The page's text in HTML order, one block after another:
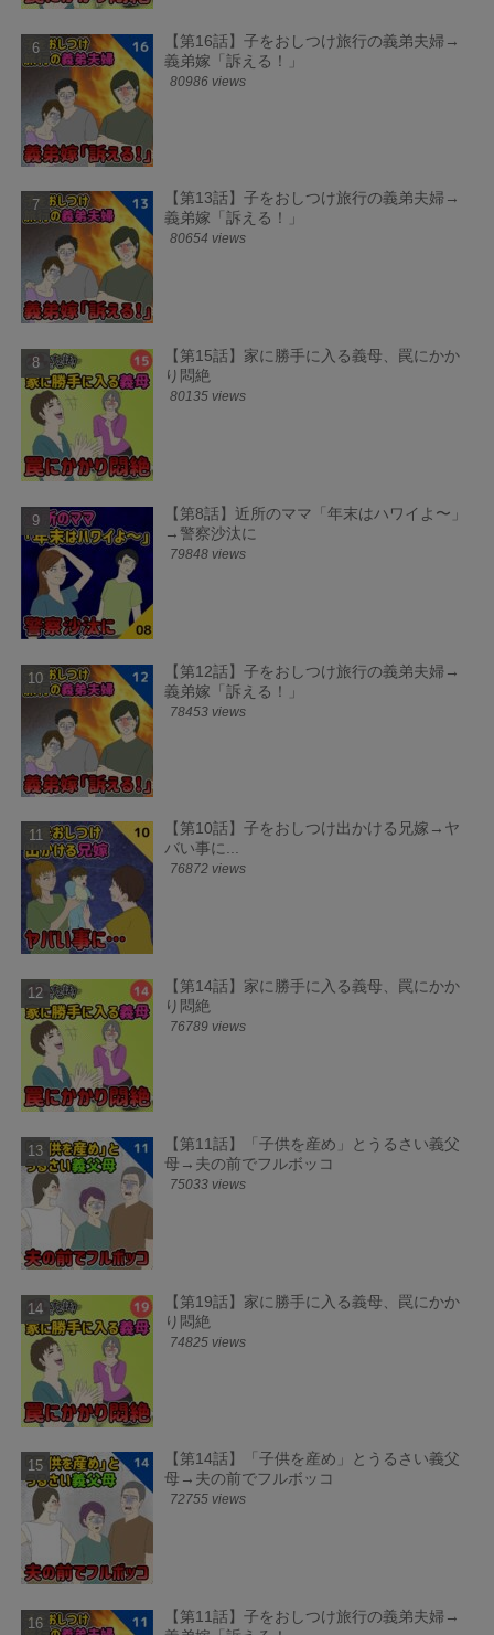
【第16話】子をおしつけ旅行の義弟夫婦→
義弟嫁「訴える！」
80986 views
【第13話】子をおしつけ旅行の義弟夫婦→
義弟嫁「訴える！」
80654 views
【第15話】家に勝手に入る義母、罠にかか
り悶絶
80135 views
【第8話】近所のママ「年末はハワイよ〜」
→警察沙汰に
79848 views
【第12話】子をおしつけ旅行の義弟夫婦→
義弟嫁「訴える！」
78453 views
【第10話】子をおしつけ出かける兄嫁→ヤ
バい事に...
76872 views
【第14話】家に勝手に入る義母、罠にかか
り悶絶
76789 views
【第11話】「子供を産め」とうるさい義父
母→夫の前でフルボッコ
75033 views
【第19話】家に勝手に入る義母、罠にかか
り悶絶
74825 views
【第14話】「子供を産め」とうるさい義父
母→夫の前でフルボッコ
72755 views
【第11話】子をおしつけ旅行の義弟夫婦→